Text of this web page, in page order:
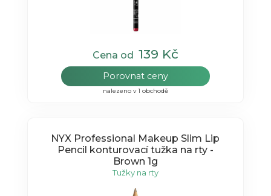
Cena od 139 Kč
Porovnat ceny
nalezeno v 1 obchodě
NYX Professional Makeup Slim Lip
Pencil konturovací tužka na rty -
Brown 1g
Tužky na rty